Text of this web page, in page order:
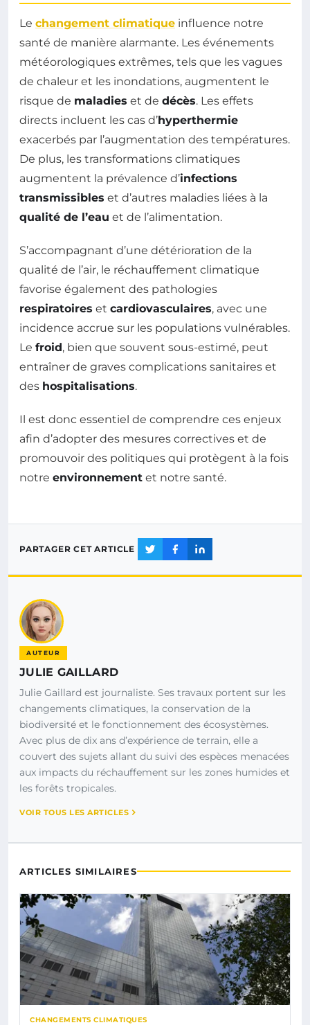
Le changement climatique influence notre
santé de manière alarmante. Les événements
météorologiques extrêmes, tels que les vagues
de chaleur et les inondations, augmentent le
risque de maladies et de décès. Les effets
directs incluent les cas d’hyperthermie
exacerbés par l’augmentation des températures.
De plus, les transformations climatiques
augmentent la prévalence d’infections
transmissibles et d’autres maladies liées à la
qualité de l’eau et de l’alimentation.
S’accompagnant d’une détérioration de la
qualité de l’air, le réchauffement climatique
favorise également des pathologies
respiratoires et cardiovasculaires, avec une
incidence accrue sur les populations vulnérables.
Le froid, bien que souvent sous-estimé, peut
entraîner de graves complications sanitaires et
des hospitalisations.
Il est donc essentiel de comprendre ces enjeux
afin d’adopter des mesures correctives et de
promouvoir des politiques qui protègent à la fois
notre environnement et notre santé.
PARTAGER CET ARTICLE
AUTEUR
JULIE GAILLARD
Julie Gaillard est journaliste. Ses travaux portent sur les
changements climatiques, la conservation de la
biodiversité et le fonctionnement des écosystèmes.
Avec plus de dix ans d’expérience de terrain, elle a
couvert des sujets allant du suivi des espèces menacées
aux impacts du réchauffement sur les zones humides et
les forêts tropicales.
VOIR TOUS LES ARTICLES
ARTICLES SIMILAIRES
CHANGEMENTS CLIMATIQUES